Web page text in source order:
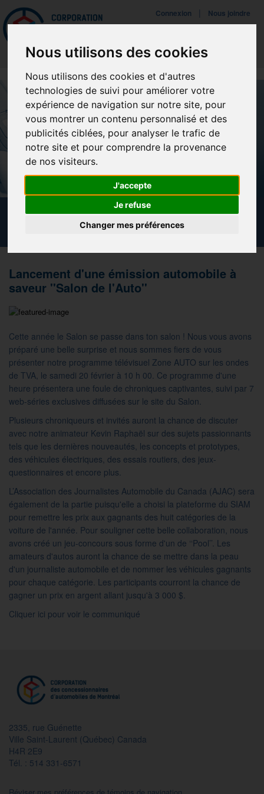
Nous utilisons des cookies
Nous utilisons des cookies et d'autres
technologies de suivi pour améliorer votre
expérience de navigation sur notre site, pour
vous montrer un contenu personnalisé et des
publicités ciblées, pour analyser le trafic de
notre site et pour comprendre la provenance
de nos visiteurs.
J'accepte
Je refuse
Changer mes préférences
Mettreà jour vos préférences de témoins
Connexion Nous joindre
NOUVELLES
Lancement d'une émission automobile à
saveur ''Salon de l'Auto''
Cette année le Salon se passe dans ton salon ! Nous vous avons
préparé une belle surprise et nous sommes fiers de vous
présenter notre programme télévisuel Zone AUTO sur les ondes
de TVA, le samedi 20 février à 10 h 00. Ce programme d'une
heure présentera une foule de chroniques captivantes, suivi par 7
web-séries exclusives diffusées sur le site du Salon.
Plusieurs chroniqueurs et invités auront la chance de discuter
avec notre animateur Kevin Raphaël sur des sujets passionnants
tels que les dernières nouveautés, les concepts et prototypes,
des véhicules électriques, des essais routiers, des jeux-
questionnaires et encore plus.
L’Association des Journalistes Automobile du Canada (AJAC) sera
également de la partie puisqu'elle a choisi la plateforme du SIAM
pour remettre les prix aux gagnants des huit catégories de la
voiture de l'année. Pour souligner cette belle collaboration, nous
avons créé un jeu-concours sous forme d'un de ‘‘Pool’’. Les
amateurs d'autos auront la chance de se mettre dans la peau
d'un journaliste automobile et de nommer les véhicules gagnants
pour chaque catégorie. Les participants courront la chance de
gagner un prix en argent allant jusqu'à 3 000 $.
Cliquer ici pour voir le communiqué
2335, rue Guénette
Ville Saint-Laurent (Québec) Canada
H4R 2E9
Tél. : 514 331-6571